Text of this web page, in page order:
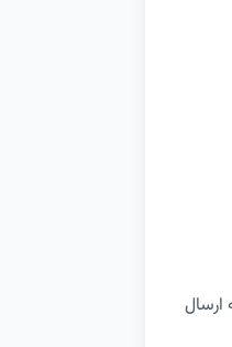
ثبت کنید و 100 درصد هزینه ارسال